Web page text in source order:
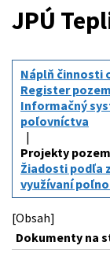
JPÚ
Náplň činnosti
Register
Informačný
poľovníctva
Projekty
Žiadosti podľa
využívaní
[Obsah]
Dokumenty na